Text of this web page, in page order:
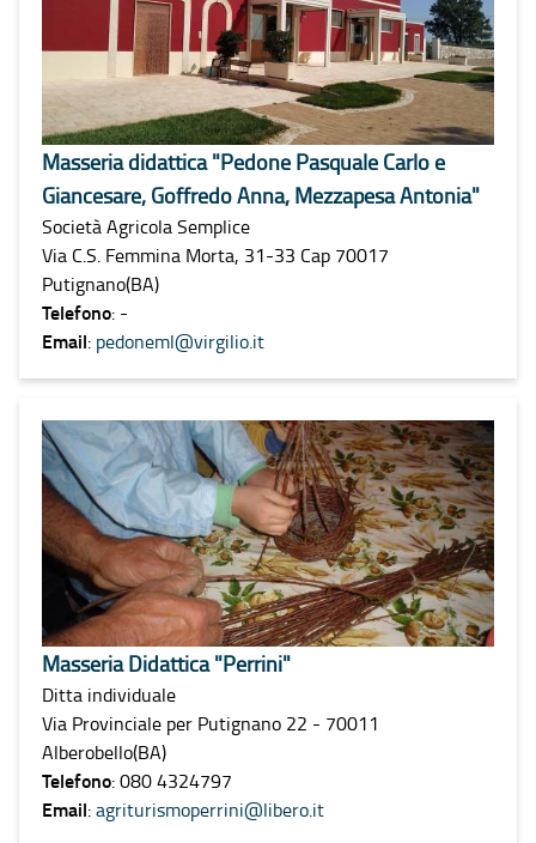
Masseria didattica "Pedone Pasquale Carlo e
Giancesare, Goffredo Anna, Mezzapesa Antonia"
Società Agricola Semplice
Via C.S. Femmina Morta, 31-33 Cap 70017
Putignano(BA)
Telefono: -
Email: pedoneml@virgilio.it
Masseria Didattica "Perrini"
Ditta individuale
Via Provinciale per Putignano 22 - 70011
Alberobello(BA)
Telefono: 080 4324797
Email:agriturismoperrini@libero.it